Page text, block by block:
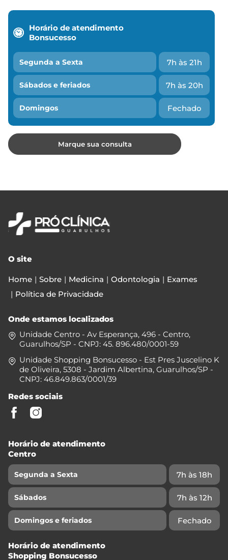
Horário de atendimento
Bonsucesso
Segunda a Sexta 7h às 21h
Sábados e feriados 7h às 20h
Domingos Fechado
O site
Home Sobre Medicina Odontologia
Exames
Política de Privacidade
Onde estamos localizados
Unidade Centro - Av Esperança, 496 - Centro,
Guarulhos/SP - CNPJ: 45. 896.480/0001-59
Unidade Shopping Bonsucesso - Est Pres Juscelino K
de Oliveira, 5308 - Jardim Albertina, Guarulhos/SP -
CNPJ: 46.849.863/0001/39
Redes sociais
Horário de atendimento
Centro
Segunda a Sexta 7h às 18h
Sábados 7h às 12h
Domingos e feriados Fechado
Horário de atendimento
Shopping Bonsucesso